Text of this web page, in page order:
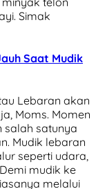
Simak
Saat Mudik
Lebaran akan
Moms. Momen
salah satunya
Mudik lebaran
seperti udara,
mudik ke
melalui